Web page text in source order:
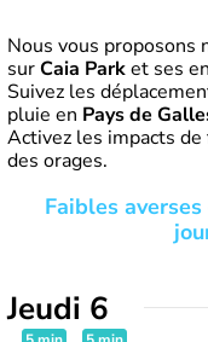
Nous vous proposons
surCaia Parket ses
Suivez les
pluie en Pays de
Activez les impacts
des orages.
Faibles
Jeudi 6